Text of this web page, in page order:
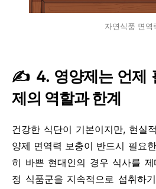
자연식품 면역
✍️ 4. 영양제는 언제
제의 역할과 한계
건강한 식단이 기본이지만, 현실
양제 면역력 보충이 반드시 필요
히 바쁜 현대인의 경우 식사를
정 식품군을 지속적으로 섭취하